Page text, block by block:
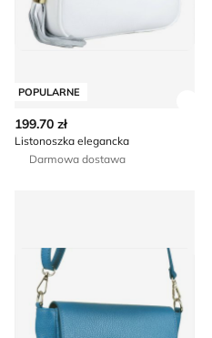
POPULARNE
199.70 zł
Listonoszka elegancka
Darmowa dostawa